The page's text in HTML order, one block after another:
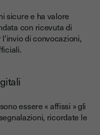
sicure e ha valore
con ricevuta di
di convocazioni,
essere « affissi » gli
ricordate le